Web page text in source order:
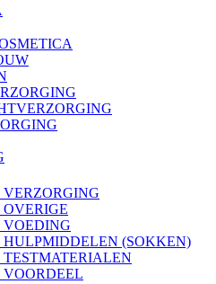
VOEDING
HULPMIDDELEN (SOKKEN)